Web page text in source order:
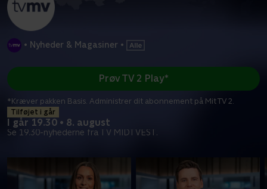
• Nyheder & Magasiner •
Tilføjet i går
I går 19.30 • 8. august
Se 19.30-nyhederne fra TV MIDTVEST.
Prøv TV 2 Play*
*Kræver pakken Basis. Administrer dit abonnement på Mit TV 2.